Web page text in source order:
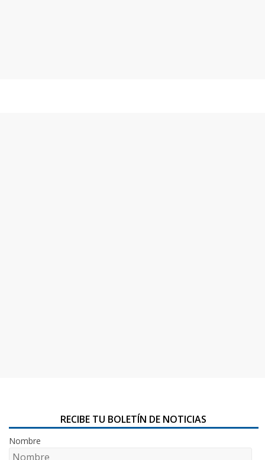
RECIBE TU BOLETÍN DE NOTICIAS
Nombre